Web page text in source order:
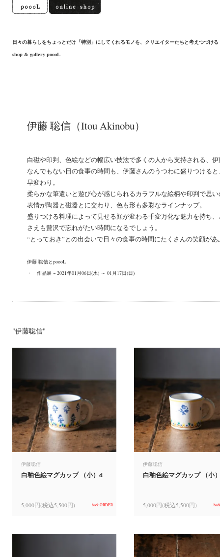
日々の暮らしをちょっとだけ「特別」にしてくれるモノを、クリエイターたちと考えつづける
shop & gallery poooL
伊藤 聡信（Itou Akinobu）
白磁や印判、色絵などの幅広い技法で多くの人から支持される、
なんでもない日の食事の時間も、伊藤さんのうつわに盛りつける
早変わり。
柔らかな筆遣いと遊び心が感じられるカラフルな絵柄や印判で思
表情が陶器と磁器とに交わり、色も形も多彩なラインナップ。
盛りつける料理によって見せる顔が変わる千変万化な魅力を持ち
さえも贅沢で忘れがたい時間になるでしょう。
“とっておき”との出会いで日々の食事の時間にたくさんの笑顔が
伊藤 聡信とpoooL
・ 作品展 ~ 2021年01月06日(水) ～ 01月17日(日)
"伊藤聡信"
伊藤聡信
白釉色絵マグカップ （小）d
5,000円(税込5,500円) back ORDER
伊藤聡信
白釉色絵マグカップ （小
5,000円(税込5,500円)